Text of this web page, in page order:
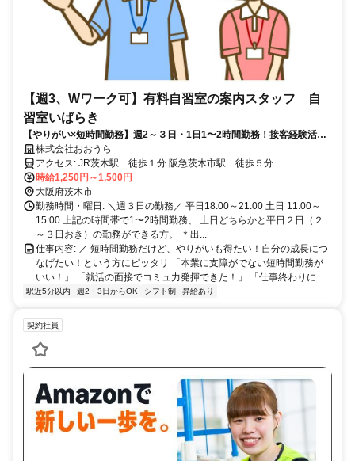
【週3、Wワーク可】有料自習室の案内スタッフ 自
習室いばらき
【やりがい×短時間勤務】週2～３日・1日1〜2時間勤務！接客経験活か
せます☆
株式会社おおうら
アクセス: JR茨木駅 徒歩１分 阪急茨木市駅 徒歩５分
時給1,250円～1,500円
大阪府茨木市
勤務時間・曜日: ＼週３日の勤務／ 平日18:00～21:00 土日 11:00～
15:00 上記の時間帯で1〜2時間勤務、 土日どちらかと平日２日（２
～３日おき）の勤務ができる方。 ＊出...
仕事内容: ／ 短時間勤務だけど、やりがいも得たい！自分の成長につ
なげたい！という方にピッタリ 「本業に支障がでない短時間勤務が
いい！」 「就活の面接でコミュ力発揮できた！」 「仕事終わりに...
駅近5分以内 週2・3日からOK シフト制 昇給あり
契約社員